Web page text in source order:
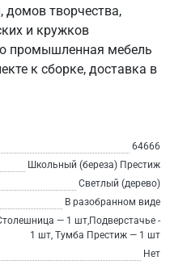
домов творчества,
и кружков
промышленная мебель
к сборке, доставка в
64666
Школьный (береза) Престиж
Светлый (дерево)
В разобранном виде
— 1 шт,Подверстачье -
1 шт, Тумба Престиж — 1 шт
Нет